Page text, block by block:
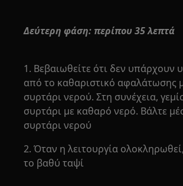
Δεύτερη φάση: περίπου 35 λεπτά
1. Βεβαιωθείτε ότι δεν υπάρχουν
από το καθαριστικό αφαλάτωσης
συρτάρι νερού. Στη συνέχεια,
συρτάρι με καθαρό νερό. Βάλτε
συρτάρι νερού
2. Όταν η λειτουργία
το βαθύ ταψί